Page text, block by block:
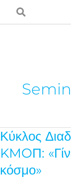
Κύκλος
KMOΠ:
κόσμο»
Κύκλος
Διαδικτυακών
σεμιναρίων
KMOΠ: